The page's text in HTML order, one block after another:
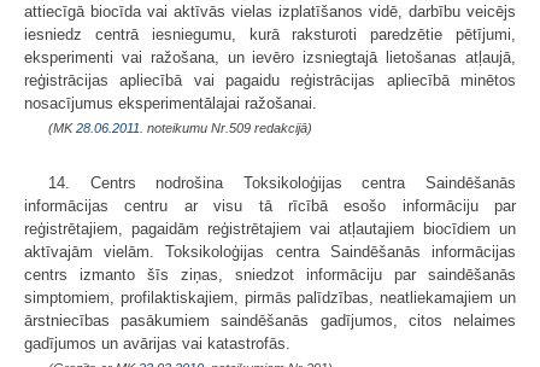
attiecīgā biocīda vai aktīvās vielas izplatīšanos vidē, darbību veicējs
iesniedz centrā iesniegumu, kurā raksturoti paredzētie pētījumi,
eksperimenti vai ražošana, un ievēro izsniegtajā lietošanas atļaujā,
reģistrācijas apliecībā vai pagaidu reģistrācijas apliecībā minētos
nosacījumus eksperimentālajai ražošanai.
(MK28.06.2011. noteikumu Nr.509 redakcijā)
14. Centrs nodrošina Toksikoloģijas centra Saindēšanās
informācijas centru ar visu tā rīcībā esošo informāciju par
reģistrētajiem, pagaidām reģistrētajiem vai atļautajiem biocīdiem un
aktīvajām vielām. Toksikoloģijas centra Saindēšanās informācijas
centrs izmanto šīs ziņas, sniedzot informāciju par saindēšanās
simptomiem, profilaktiskajiem, pirmās palīdzības, neatliekamajiem un
ārstniecības pasākumiem saindēšanās gadījumos, citos nelaimes
gadījumos un avārijas vai katastrofās.